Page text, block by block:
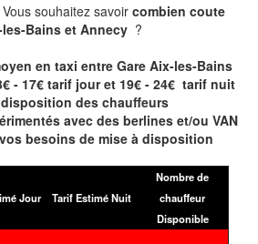
souhaitez savoir combien coute
Bains et Annecy ?
en taxi entre Gare Aix-les-Bains
- 17€ tarif jour et 19€ - 24€ tarif nuit
des chauffeurs
avec des berlines et/ou VAN
besoins de mise à disposition
Jour Tarif Estimé Nuit
Nombre de
chauffeur
Disponible